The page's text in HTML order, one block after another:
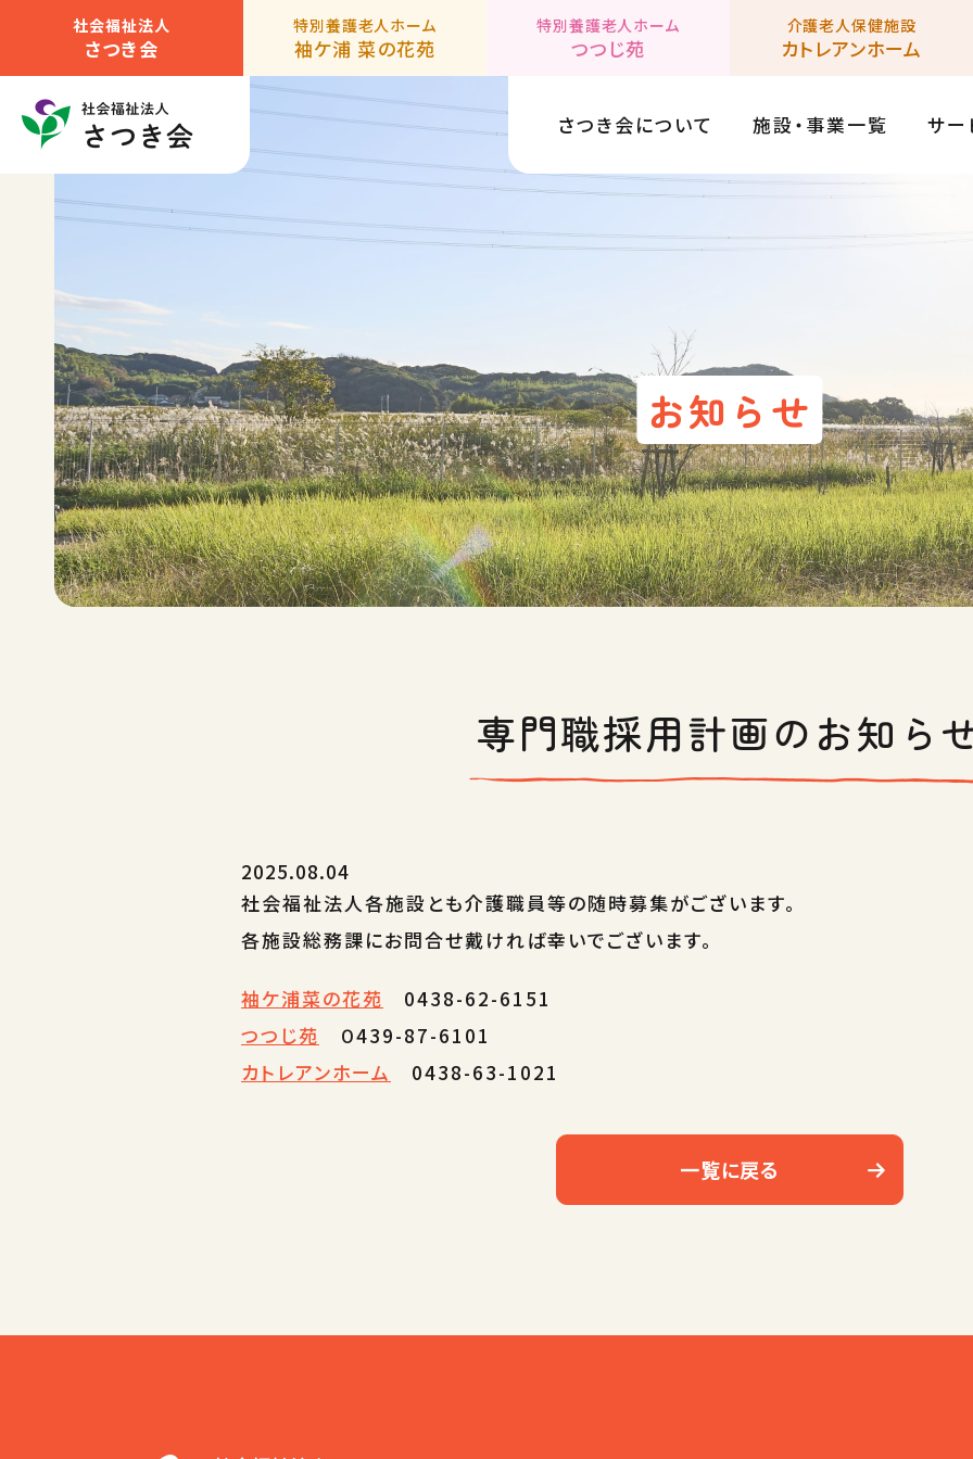
社会福祉法人
さつき会
特別養護老人ホーム
袖ケ浦 菜の花苑
特別養護老人ホーム
つつじ苑
介護老人保健施設
カトレアンホーム
さつき会について 施設・事業一覧 サー
お知らせ
専門職採用計画のお知ら
2025.08.04
社会福祉法人各施設とも介護職員等の随時募集がございます。
各施設総務課にお問合せ戴ければ幸いでございます。
袖ケ浦菜の花苑 0438-62-6151
つつじ苑 ０439-87-6101
カトレアンホーム
0438-63-1021
一覧に戻る